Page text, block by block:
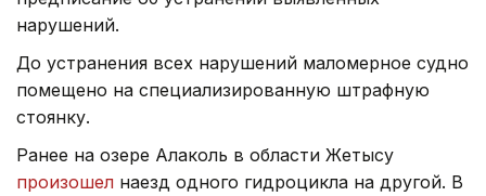
нарушений.
До устранения всех нарушений маломерное судно
помещено на специализированную штрафную
стоянку.
Ранее на озере Алаколь в области Жетысу
произошел наезд одного гидроцикла на другой. В